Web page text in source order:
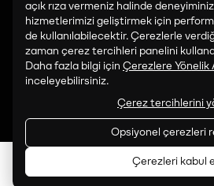
SATIŞ VE İŞ BIRLIĞI:
açık rıza vermeniz halinde
hizmetlerimizi geliştirmek için
de kullanılabilecektir. Çerezlerle
zaman çerez tercihleri panelini
Daha fazla bilgi için Çerezlere Yönelik
inceleyebilirsiniz.
Çerez tercihlerini
Opsiyonel çerezleri
Çerezleri kabul